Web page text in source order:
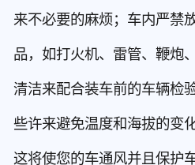
来不必要的麻烦；车内严禁
品，如打火机、雷管、鞭炮
清洁来配合装车前的车辆检
些许来避免温度和海拔的变
这将使您的车通风并且保护